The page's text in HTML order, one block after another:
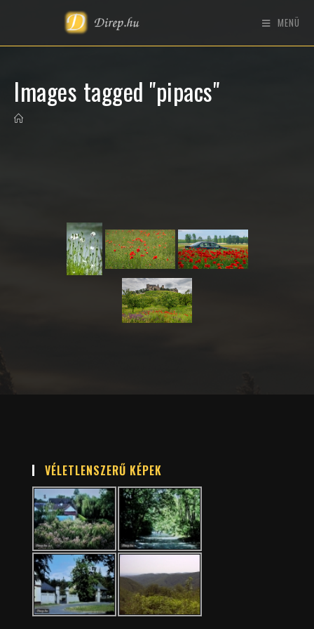
MENÜ
Images tagged "pipacs"
VÉLETLENSZERŰ KÉPEK